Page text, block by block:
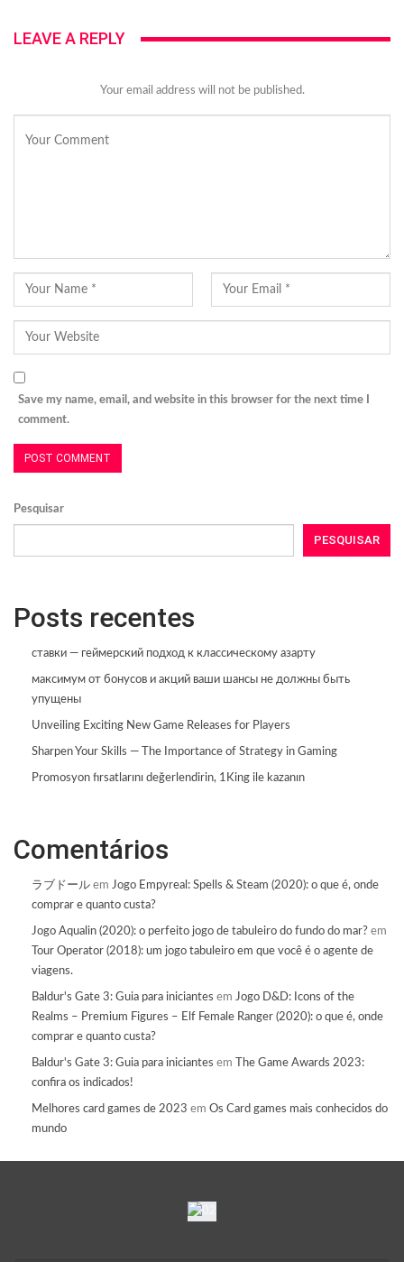
LEAVE A REPLY
Your email address will not be published.
Save my name, email, and website in this browser for the next time I
comment.
Pesquisar
PESQUISAR
Posts recentes
ставки — геймерский подход к классическому азарту
максимум от бонусов и акций ваши шансы не должны быть
упущены
Unveiling Exciting New Game Releases for Players
Sharpen Your Skills — The Importance of Strategy in Gaming
Promosyon fırsatlarını değerlendirin, 1King ile kazanın
Comentários
ラブドール em Jogo Empyreal: Spells & Steam (2020): o que é, onde
comprar e quanto custa?
Jogo Aqualin (2020): o perfeito jogo de tabuleiro do fundo do mar? em
Tour Operator (2018): um jogo tabuleiro em que você é o agente de
viagens.
Baldur's Gate 3: Guia para iniciantes em Jogo D&D: Icons of the
Realms – Premium Figures – Elf Female Ranger (2020): o que é, onde
comprar e quanto custa?
Baldur's Gate 3: Guia para iniciantes em
The Game Awards 2023:
confira os indicados!
Melhores card games de 2023 em Os Card games mais conhecidos do
mundo